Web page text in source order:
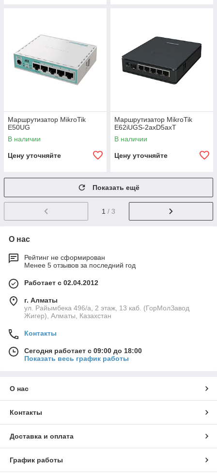
Маршрутизатор MikroTik
E50UG
В наличии
Цену уточняйте
Маршрутизатор MikroTik
E62iUGS-2axD5axT
В наличии
Цену уточняйте
Показать ещё
1 / 3
О нас
Рейтинг не сформирован
Менее 5 отзывов за последний год
Работает с 02.04.2012
г. Алматы
ул. Райымбека 496/а, 2 этаж, 13 каб. (ГорМолЗавод
Жигер), Алматы, Казахстан
Контакты
Сегодня работает с 09:00 до 18:00
Показать весь график работы
О нас
Контакты
Доставка и оплата
График работы